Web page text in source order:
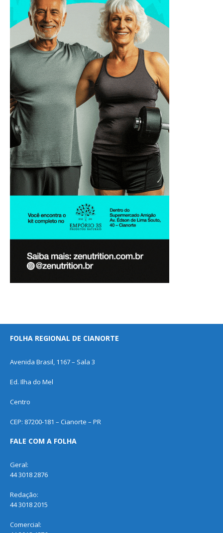
FOLHA REGIONAL DE CIANORTE
Avenida Brasil, 1167 – Sala 3
Ed. Ilha do Mel
Centro
CEP: 87200-181 – Cianorte – PR
FALE COM A FOLHA
Geral:
44 3018 2876
Redação:
44 3018 2015
Comercial: